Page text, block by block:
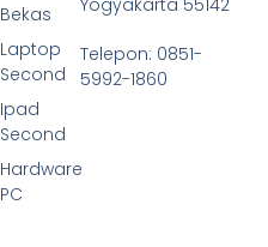
Bekas
Laptop
Second
Ipad
Second
Hardware
PC
Telepon: 0851-
5992-1860